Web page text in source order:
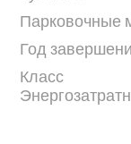
Парковочные
Год
Класс